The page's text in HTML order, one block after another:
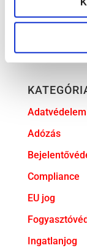
Új,
dr. Soós
gratulálunk!
Adatvédelem
Adózás
Compliance
EU jog
Ingatlanjog